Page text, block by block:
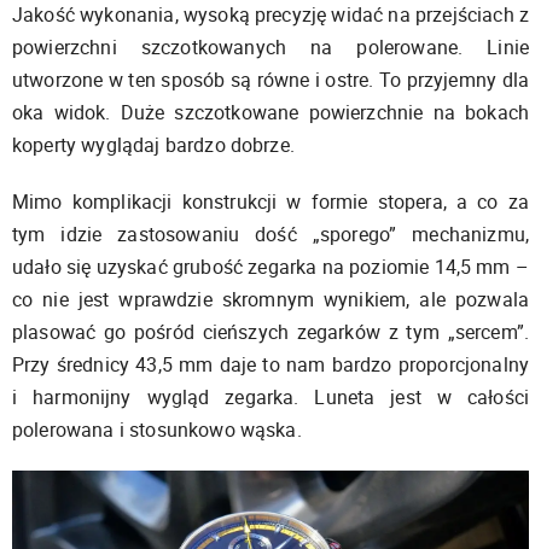
Jakość wykonania, wysoką precyzję widać na przejściach z
powierzchni szczotkowanych na polerowane. Linie
utworzone w ten sposób są równe i ostre. To przyjemny dla
oka widok. Duże szczotkowane powierzchnie na bokach
koperty wyglądaj bardzo dobrze.
Mimo komplikacji konstrukcji w formie stopera, a co za
tym idzie zastosowaniu dość „sporego” mechanizmu,
udało się uzyskać grubość zegarka na poziomie 14,5 mm –
co nie jest wprawdzie skromnym wynikiem, ale pozwala
plasować go pośród cieńszych zegarków z tym „sercem”.
Przy średnicy 43,5 mm daje to nam bardzo proporcjonalny
i harmonijny wygląd zegarka. Luneta jest w całości
polerowana i stosunkowo wąska.